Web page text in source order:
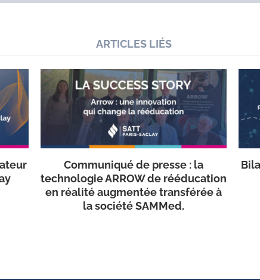
ARTICLES LIÉS
Communiqué de presse : la
technologie ARROW de rééducation
en réalité augmentée transférée à
la société SAMMed.